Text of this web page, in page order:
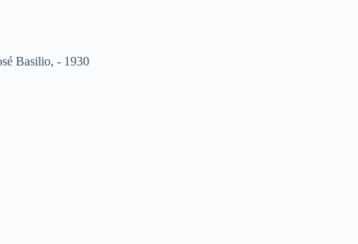
Basilio, - 1930